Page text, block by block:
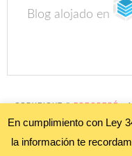
Blog alojado en
COPYRIGHT ©FOROBEBÉ•
POLÍTICA DE
PRETTY DARN CUTE
En cumplimiento con Ley
la información te